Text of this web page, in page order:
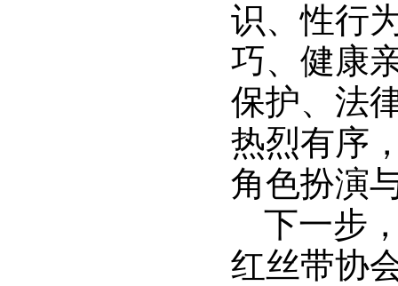
识、性行
巧、健康
保护、法
热烈有序
角色扮演
下一步
红丝带协